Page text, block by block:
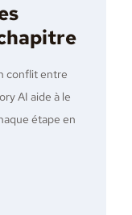
conflit entre
AI aide à le
étape en